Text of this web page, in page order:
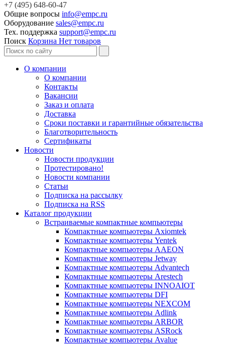
+7 (495) 648-60-47
Общие вопросы info@empc.ru
Оборудование sales@empc.ru
Тех. поддержка support@empc.ru
Поиск Корзина Нет товаров
О компании
О компании
Контакты
Вакансии
Заказ и оплата
Доставка
Сроки поставки и гарантийные обязательства
Благотворительность
Сертификаты
Новости
Новости продукции
Протестировано!
Новости компании
Статьи
Подписка на рассылку
Подписка на RSS
Каталог продукции
Встраиваемые компактные компьютеры
Компактные компьютеры Axiomtek
Компактные компьютеры Yentek
Компактные компьютеры AAEON
Компактные компьютеры Jetway
Компактные компьютеры Advantech
Компактные компьютеры Arestech
Компактные компьютеры INNOAIOT
Компактные компьютеры DFI
Компактные компьютеры NEXCOM
Компактные компьютеры Adlink
Компактные компьютеры ARBOR
Компактные компьютеры ASRock
Компактные компьютеры Avalue